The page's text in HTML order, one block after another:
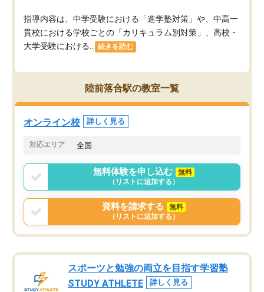
指導内容は、中学受験における「進学塾対策」や、中高一
貫校における学校ごとの「カリキュラム別対策」、高校・
大学受験における...
続きを読む
陸前落合駅の教室一覧
オンライン校 詳しく見る
対応エリア 全国
無料体験を申し込む
無料
（リストに追加する）
資料を請求する
無料
（リストに追加する）
スポーツと勉強の両立を目指す学習塾
STUDY ATHLETE
詳しく見る